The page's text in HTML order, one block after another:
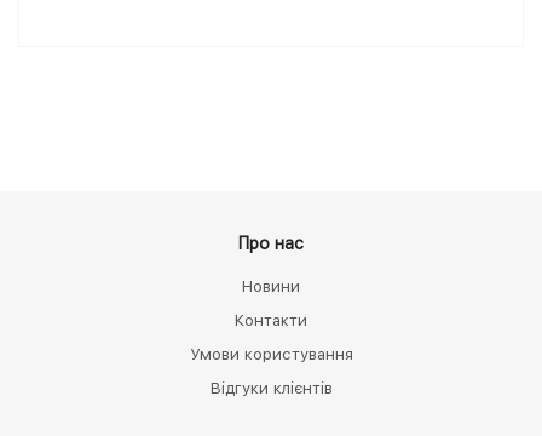
Про нас
Новини
Контакти
Умови користування
Відгуки клієнтів